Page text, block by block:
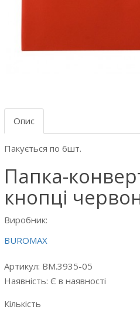
Опис
Пакується по 6шт.
Папка-
кнопці
Виробник:
BUROMAX
Артикул: BM.3935-05
Наявність: Є в наявності
Кількість